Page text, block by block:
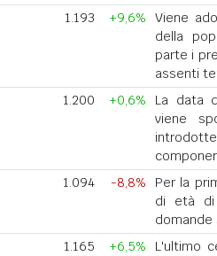
1.193 +9,6%
Viene
della
parte i
assenti
1.200 +0,6%
La data
viene
1.094 -8,8%
Per la
di età di
domande
1.165 +6,5%
L'ultimo